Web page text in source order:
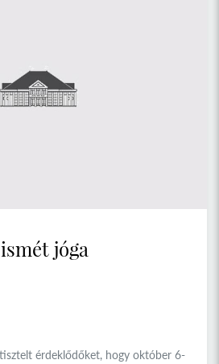
jóga
érdeklődőket, hogy október 6-